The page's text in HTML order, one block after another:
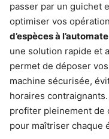
passer par un guichet
optimiser vos
d’espèces à
une solution rapide et
permet de déposer
machine sécurisée,
horaires
profiter pleinement de
pour maîtriser chaque